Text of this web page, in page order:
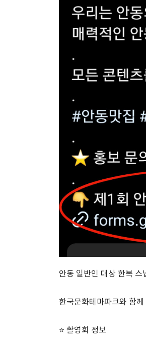
안동 일반인 대상 한복
한국문화테마파크와 함
⭐️ 촬영회 정보